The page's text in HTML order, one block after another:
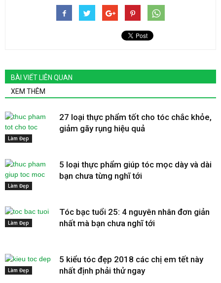
BÀI VIẾT LIÊN QUAN
XEM THÊM
Làm Đẹp
27 loại thực phẩm tốt cho tóc chắc khỏe,
giảm gãy rụng hiệu quả
Làm Đẹp
5 loại thực phẩm giúp tóc mọc dày và dài
bạn chưa từng nghĩ tới
Làm Đẹp
Tóc bạc tuổi 25: 4 nguyên nhân đơn giản
nhất mà bạn chưa nghĩ tới
Làm Đẹp
5 kiểu tóc đẹp 2018 các chị em tết này
nhất định phải thử ngay